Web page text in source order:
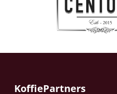
KoffiePartners